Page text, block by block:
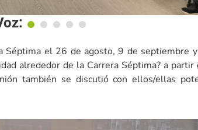
Séptima el 26 de agosto, 9 de septiembre
alrededor de la Carrera Séptima? a
también se discutió con ellos/ellas